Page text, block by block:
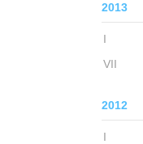
2013
I
VII
2012
I